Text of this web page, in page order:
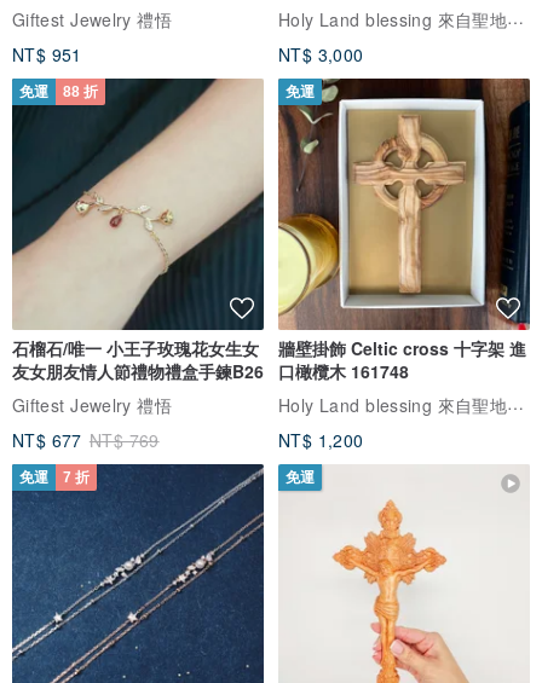
Giftest Jewelry 禮悟
NT$ 951
Holy Land blessing 來自聖地的祝福
NT$ 3,000
免運 88 折
石榴石/唯一 小王子玫瑰花女生女
友女朋友情人節禮物禮盒手鍊B26
Giftest Jewelry 禮悟
NT$ 677 NT$ 769
免運
牆壁掛飾 Celtic cross 十字架 進
口橄欖木 161748
Holy Land blessing 來自聖地的祝福
NT$ 1,200
免運 7 折 免運